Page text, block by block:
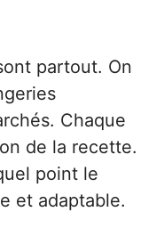
partout. On
Chaque
de la recette.
point le
et adaptable.